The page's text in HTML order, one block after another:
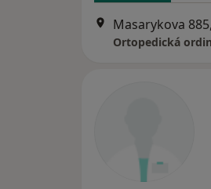
Masarykova
Ortopedická